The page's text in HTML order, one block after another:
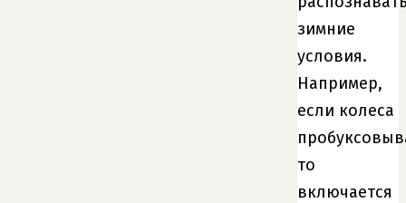
зимние
условия.
Например,
если колеса
то
включается